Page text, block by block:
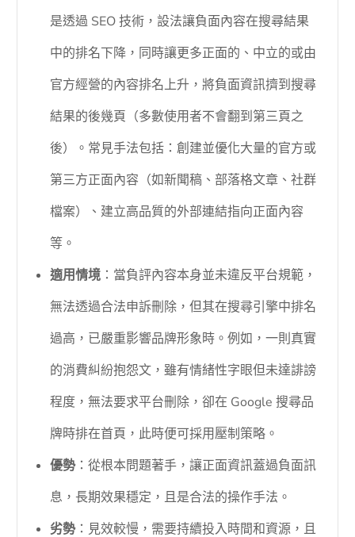
是透過 SEO 技術，設法讓負面內容在搜尋結果
中的排名下降，同時讓更多正面的、中立的或由
官方經營的內容排名上升，將負面資訊擠到搜尋
結果的後幾頁（多數使用者不會翻到第三頁之
後）。常見手法包括：創建並優化大量的官方或
第三方正面內容（如新聞稿、部落格文章、社群
檔案）、建立高品質的外部連結指向正面內容
等。
適用情境 ：當負評內容本身並未違反平台規範，
無法透過合法申訴刪除，但其在搜尋引擎中排名
過高，已嚴重影響品牌形象時。例如，一則真實
的消費糾紛抱怨文，雖有情緒性字眼但未達誹謗
程度，無法要求平台刪除，卻在 Google 搜尋品
牌時排在首頁，此時便可採用壓制策略。
優勢：從根本問題著手，讓正面資訊蓋過負面訊
息，長期效果穩定，且是合法的操作手法。
劣勢：見效較慢，需要持續投入時間和資源，且